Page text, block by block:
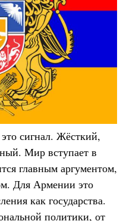
сигнал. Жёсткий,
Мир вступает в
главным аргументом,
Для Армении это
как государства.
политики, от